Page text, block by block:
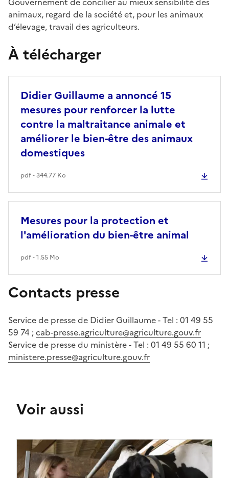
animaux, regard de la société et, pour les animaux
d’élevage, travail des agriculteurs.
À télécharger
Didier Guillaume a annoncé 15
mesures pour renforcer la lutte
contre la maltraitance animale et
améliorer le bien-être des animaux
domestiques
pdf - 344.77 Ko
Mesures pour la protection et
l'amélioration du bien-être animal
pdf - 1.55 Mo
Contacts presse
Service de presse de Didier Guillaume - Tel : 01 49 55
59 74 ;cab-presse.agriculture@agriculture.gouv.fr
Service de presse du ministère - Tel : 01 49 55 60 11 ;
ministere.presse@agriculture.gouv.fr
Voir aussi